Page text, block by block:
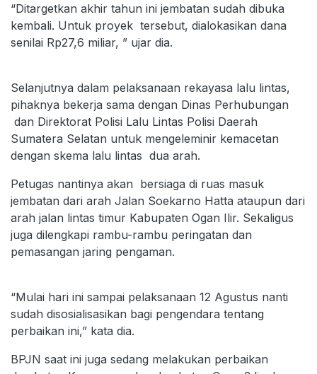
“Ditargetkan akhir tahun ini jembatan sudah dibuka
kembali. Untuk proyek tersebut, dialokasikan dana
senilai Rp27,6 miliar, ” ujar dia.
Selanjutnya dalam pelaksanaan rekayasa lalu lintas,
pihaknya bekerja sama dengan Dinas Perhubungan
dan Direktorat Polisi Lalu Lintas Polisi Daerah
Sumatera Selatan untuk mengeleminir kemacetan
dengan skema lalu lintas dua arah.
Petugas nantinya akan bersiaga di ruas masuk
jembatan dari arah Jalan Soekarno Hatta ataupun dari
arah jalan lintas timur Kabupaten Ogan Ilir. Sekaligus
juga dilengkapi rambu-rambu peringatan dan
pemasangan jaring pengaman.
“Mulai hari ini sampai pelaksanaan 12 Agustus nanti
sudah disosialisasikan bagi pengendara tentang
perbaikan ini,” kata dia.
BPJN saat ini juga sedang melakukan perbaikan